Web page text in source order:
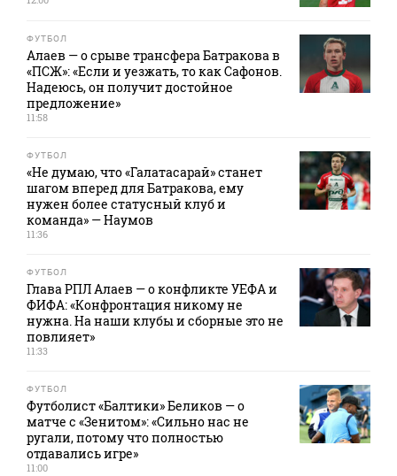
ФУТБОЛ
Алаев — о срыве трансфера Батракова в
«ПСЖ»: «Если и уезжать, то как Сафонов.
Надеюсь, он получит достойное
предложение»
11:58
ФУТБОЛ
«Не думаю, что «Галатасарай» станет
шагом вперед для Батракова, ему
нужен более статусный клуб и
команда» — Наумов
11:36
ФУТБОЛ
Глава РПЛ Алаев — о конфликте УЕФА и
ФИФА: «Конфронтация никому не
нужна. На наши клубы и сборные это не
повлияет»
11:33
ФУТБОЛ
Футболист «Балтики» Беликов — о
матче с «Зенитом»: «Сильно нас не
ругали, потому что полностью
отдавались игре»
11:00